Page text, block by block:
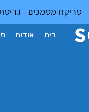
סריקת מסמכים
בית אודות